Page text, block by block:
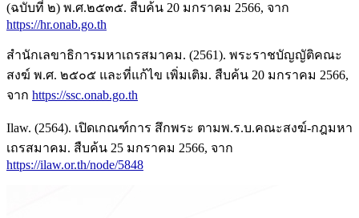
(ฉบับที่ ๒) พ.ศ.๒๕๓๕. สืบค้น 20 มกราคม 2566, จาก
https://hr.onab.go.th
สำนักเลขาธิการมหาเถรสมาคม. (2561). พระราชบัญญัติคณะ
สงฆ์ พ.ศ. ๒๕๐๕ และที่แก้ไข เพิ่มเติม. สืบค้น 20 มกราคม 2566,
จาก https://ssc.onab.go.th
Ilaw. (2564). เปิดเกณฑ์การ สึกพระ ตามพ.ร.บ.คณะสงฆ์-กฎมหา
เถรสมาคม. สืบค้น 25 มกราคม 2566, จาก
https://ilaw.or.th/node/5848